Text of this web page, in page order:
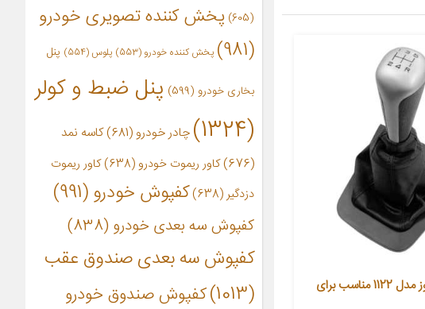
گردگیر و سر دنده کروز مدل 1122 مناسب برای
(605)
پخش کننده تصویری خودرو
(981)
پخش کننده خودرو(553) پلوس(554) پنل
بخاری خودرو (599)
پنل ضبط و کولر
(1324)
چادر خودرو (681)
کاسه نمد
(676)
کاور ریموت خودرو(638)
کاور ریموت
دزدگیر(638) کفپوش خودرو(991)
کفپوش سه بعدی خودرو (838)
کفپوش سه بعدی صندوق عقب
(1013)
کفپوش صندوق خودرو